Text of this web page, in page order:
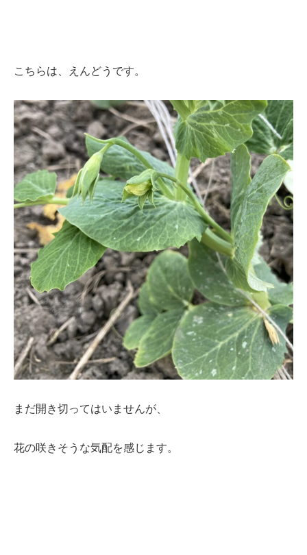
こちらは、えんどうです。
まだ開き切ってはいませんが、
花の咲きそうな気配を感じます。